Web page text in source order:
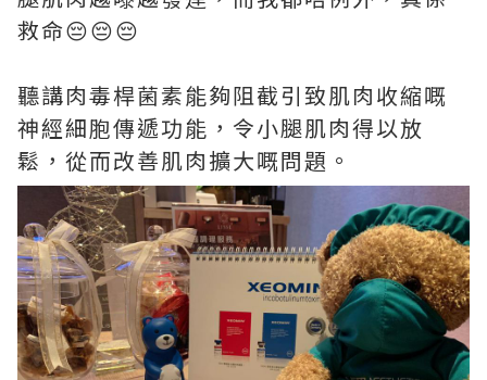
救命😔😔😔
聽講肉毒桿菌素能夠阻截引致肌肉收縮嘅
神經細胞傳遞功能，令小腿肌肉得以放
鬆，從而改善肌肉擴大嘅問題。